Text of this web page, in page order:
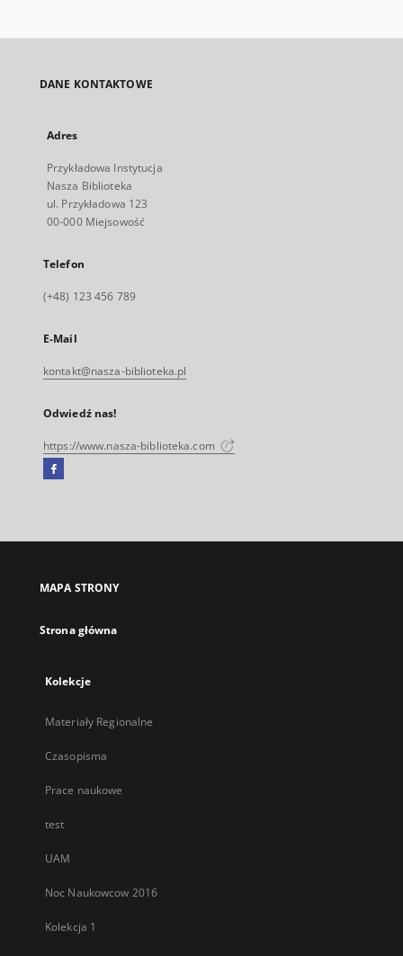
DANE KONTAKTOWE
Adres
Przykładowa Instytucja
Nasza Biblioteka
ul. Przykładowa 123
00-000 Miejsowość
Telefon
(+48) 123 456 789
E-Mail
kontakt@nasza-biblioteka.pl
Odwiedź nas!
https://www.nasza-biblioteka.com
Facebook
się
karcie
MAPA STRONY
Strona główna
Kolekcje
Materiały Regionalne
Czasopisma
Prace naukowe
test
UAM
Noc Naukowcow 2016
Kolekcja 1